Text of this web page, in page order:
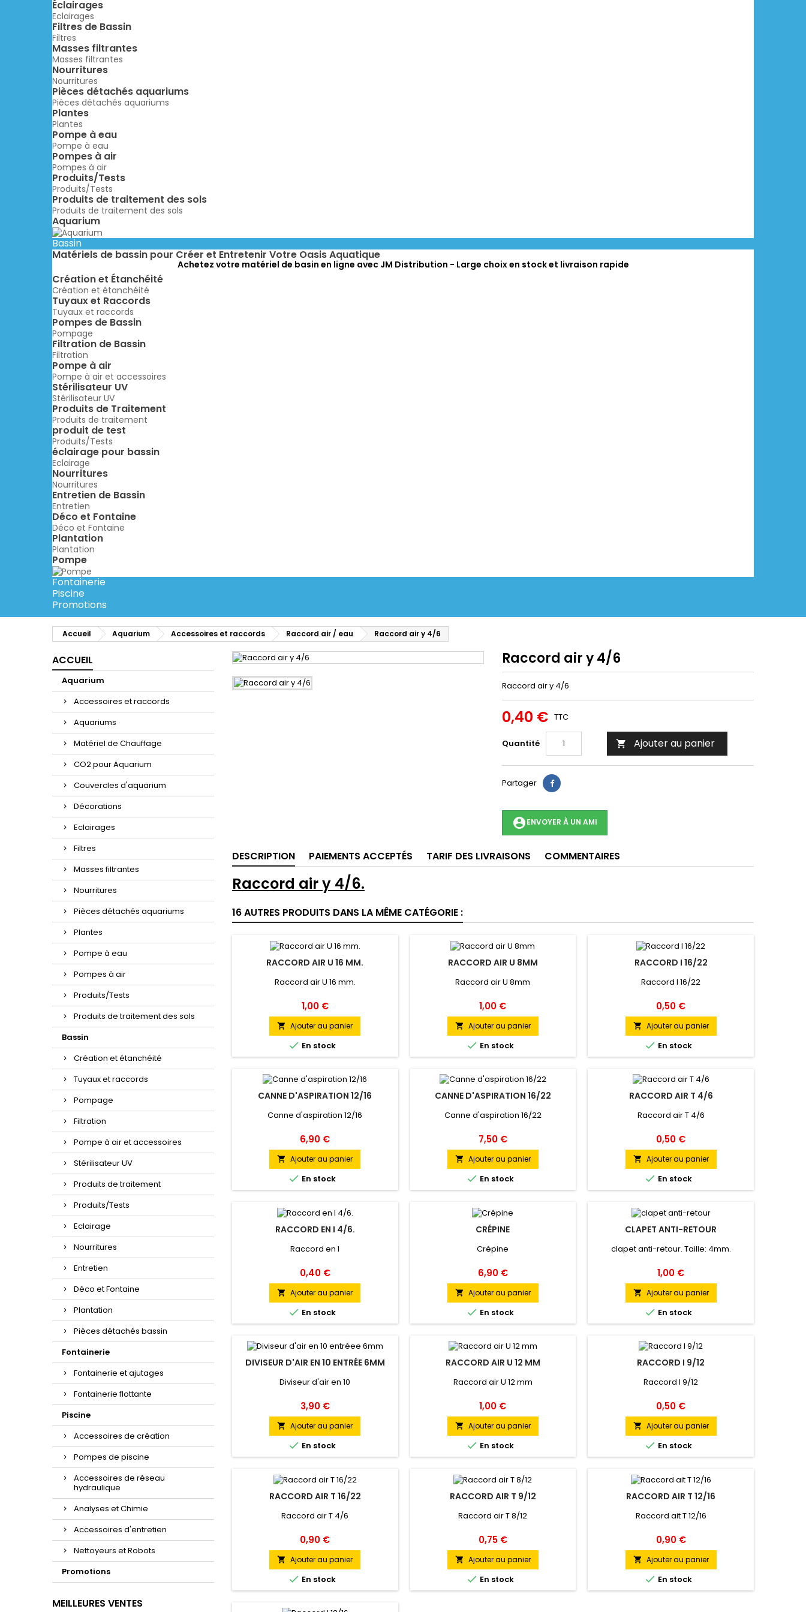
Éclairages
Eclairages
Filtres de Bassin
Filtres
Masses filtrantes
Masses filtrantes
Nourritures
Nourritures
Pièces détachés aquariums
Pièces détachés aquariums
Plantes
Plantes
Pompe à eau
Pompe à eau
Pompes à air
Pompes à air
Produits/Tests
Produits/Tests
Produits de traitement des sols
Produits de traitement des sols
Aquarium
Bassin
Matériels de bassin pour Créer et Entretenir Votre Oasis Aquatique
Achetez votre matériel de basin en ligne avec JM Distribution - Large choix en stock et livraison rapide
Création et Étanchéité
Création et étanchéité
Tuyaux et Raccords
Tuyaux et raccords
Pompes de Bassin
Pompage
Filtration de Bassin
Filtration
Pompe à air
Pompe à air et accessoires
Stérilisateur UV
Stérilisateur UV
Produits de Traitement
Produits de traitement
produit de test
Produits/Tests
éclairage pour bassin
Eclairage
Nourritures
Nourritures
Entretien de Bassin
Entretien
Déco et Fontaine
Déco et Fontaine
Plantation
Plantation
Pompe
Fontainerie
Piscine
Promotions
Accueil Aquarium Accessoires et raccords Raccord air / eau Raccord air y 4/6
ACCUEIL
Aquarium
Accessoires et raccords
Aquariums
Matériel de Chauffage
CO2 pour Aquarium
Couvercles d'aquarium
Décorations
Eclairages
Filtres
Masses filtrantes
Nourritures
Pièces détachés aquariums
Plantes
Pompe à eau
Pompes à air
Produits/Tests
Produits de traitement des sols
Bassin
Création et étanchéité
Tuyaux et raccords
Pompage
Filtration
Pompe à air et accessoires
Stérilisateur UV
Produits de traitement
Produits/Tests
Eclairage
Nourritures
Entretien
Déco et Fontaine
Plantation
Pièces détachés bassin
Fontainerie
Fontainerie et ajutages
Fontainerie flottante
Piscine
Accessoires de création
Pompes de piscine
Accessoires de réseau
hydraulique
Analyses et Chimie
Accessoires d'entretien
Nettoyeurs et Robots
Promotions
MEILLEURES VENTES
Raccord air y 4/6
Raccord air y 4/6
0,40 € TTC
Quantité  Ajouter au panier
Partager
account_circleENVOYER À UN AMI
DESCRIPTION PAIEMENTS ACCEPTÉS TARIF DES LIVRAISONS COMMENTAIRES
Raccord air y 4/6.
16 AUTRES PRODUITS DANS LA MÊME CATÉGORIE :
RACCORD AIR U 16 MM.
Raccord air U 16 mm.
Prix
1,00 €
 Ajouter au panier
 En stock
RACCORD AIR U 8MM
Raccord air U 8mm
Prix
1,00 €
 Ajouter au panier
 En stock
RACCORD I 16/22
Raccord I 16/22
Prix
0,50 €
 Ajouter au panier
 En stock
CANNE D'ASPIRATION 12/16
Canne d'aspiration 12/16
Prix
6,90 €
 Ajouter au panier
 En stock
CANNE D'ASPIRATION 16/22
Canne d'aspiration 16/22
Prix
7,50 €
 Ajouter au panier
 En stock
RACCORD AIR T 4/6
Raccord air T 4/6
Prix
0,50 €
 Ajouter au panier
 En stock
RACCORD EN I 4/6.
Raccord en I
Prix
0,40 €
 Ajouter au panier
 En stock
CRÉPINE
Crépine
Prix
6,90 €
 Ajouter au panier
 En stock
CLAPET ANTI-RETOUR
clapet anti-retour. Taille: 4mm.
Prix
1,00 €
 Ajouter au panier
 En stock
DIVISEUR D'AIR EN 10 ENTRÉE 6MM
Diviseur d'air en 10
Prix
3,90 €
 Ajouter au panier
 En stock
RACCORD AIR U 12 MM
Raccord air U 12 mm
Prix
1,00 €
 Ajouter au panier
 En stock
RACCORD I 9/12
Raccord I 9/12
Prix
0,50 €
 Ajouter au panier
 En stock
RACCORD AIR T 16/22
Raccord air T 4/6
Prix
0,90 €
 Ajouter au panier
 En stock
RACCORD AIR T 9/12
Raccord air T 8/12
Prix
0,75 €
 Ajouter au panier
 En stock
RACCORD AIR T 12/16
Raccord ait T 12/16
Prix
0,90 €
 Ajouter au panier
 En stock